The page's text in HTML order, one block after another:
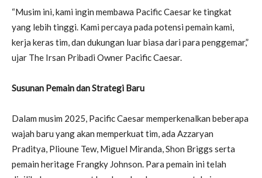
“Musim ini, kami ingin membawa Pacific Caesar ke tingkat
yang lebih tinggi. Kami percaya pada potensi pemain kami,
kerja keras tim, dan dukungan luar biasa dari para penggemar,”
ujar The Irsan Pribadi Owner Pacific Caesar.
Susunan Pemain dan Strategi Baru
Dalam musim 2025, Pacific Caesar memperkenalkan beberapa
wajah baru yang akan memperkuat tim, ada Azzaryan
Praditya, Plioune Tew, Miguel Miranda, Shon Briggs serta
pemain heritage Frangky Johnson. Para pemain ini telah